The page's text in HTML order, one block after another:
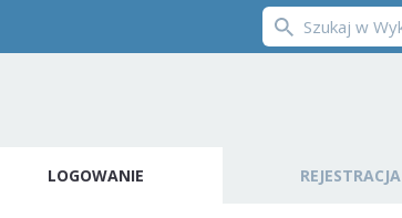
LOGOWANIE REJESTRACJA